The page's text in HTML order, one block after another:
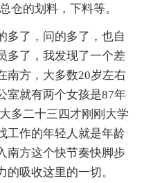
仓的划料，下料等。
了，问的多了，也自
多了，我发现了一个差
南方，大多数20岁左右
室就有两个女孩是87年
多二十三四才刚刚大学
工作的年轻人就是年龄
南方这个快节奏快脚步
吸收这里的一切。